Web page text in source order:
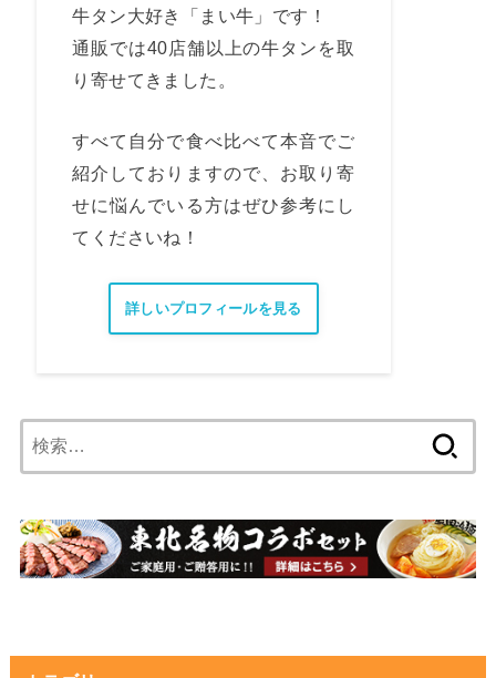
牛タン大好き「まい牛」です！
通販では40店舗以上の牛タンを取
り寄せてきました。
すべて自分で食べ比べて本音でご
紹介しておりますので、お取り寄
せに悩んでいる方はぜひ参考にし
てくださいね！
詳しいプロフィールを見る
索: